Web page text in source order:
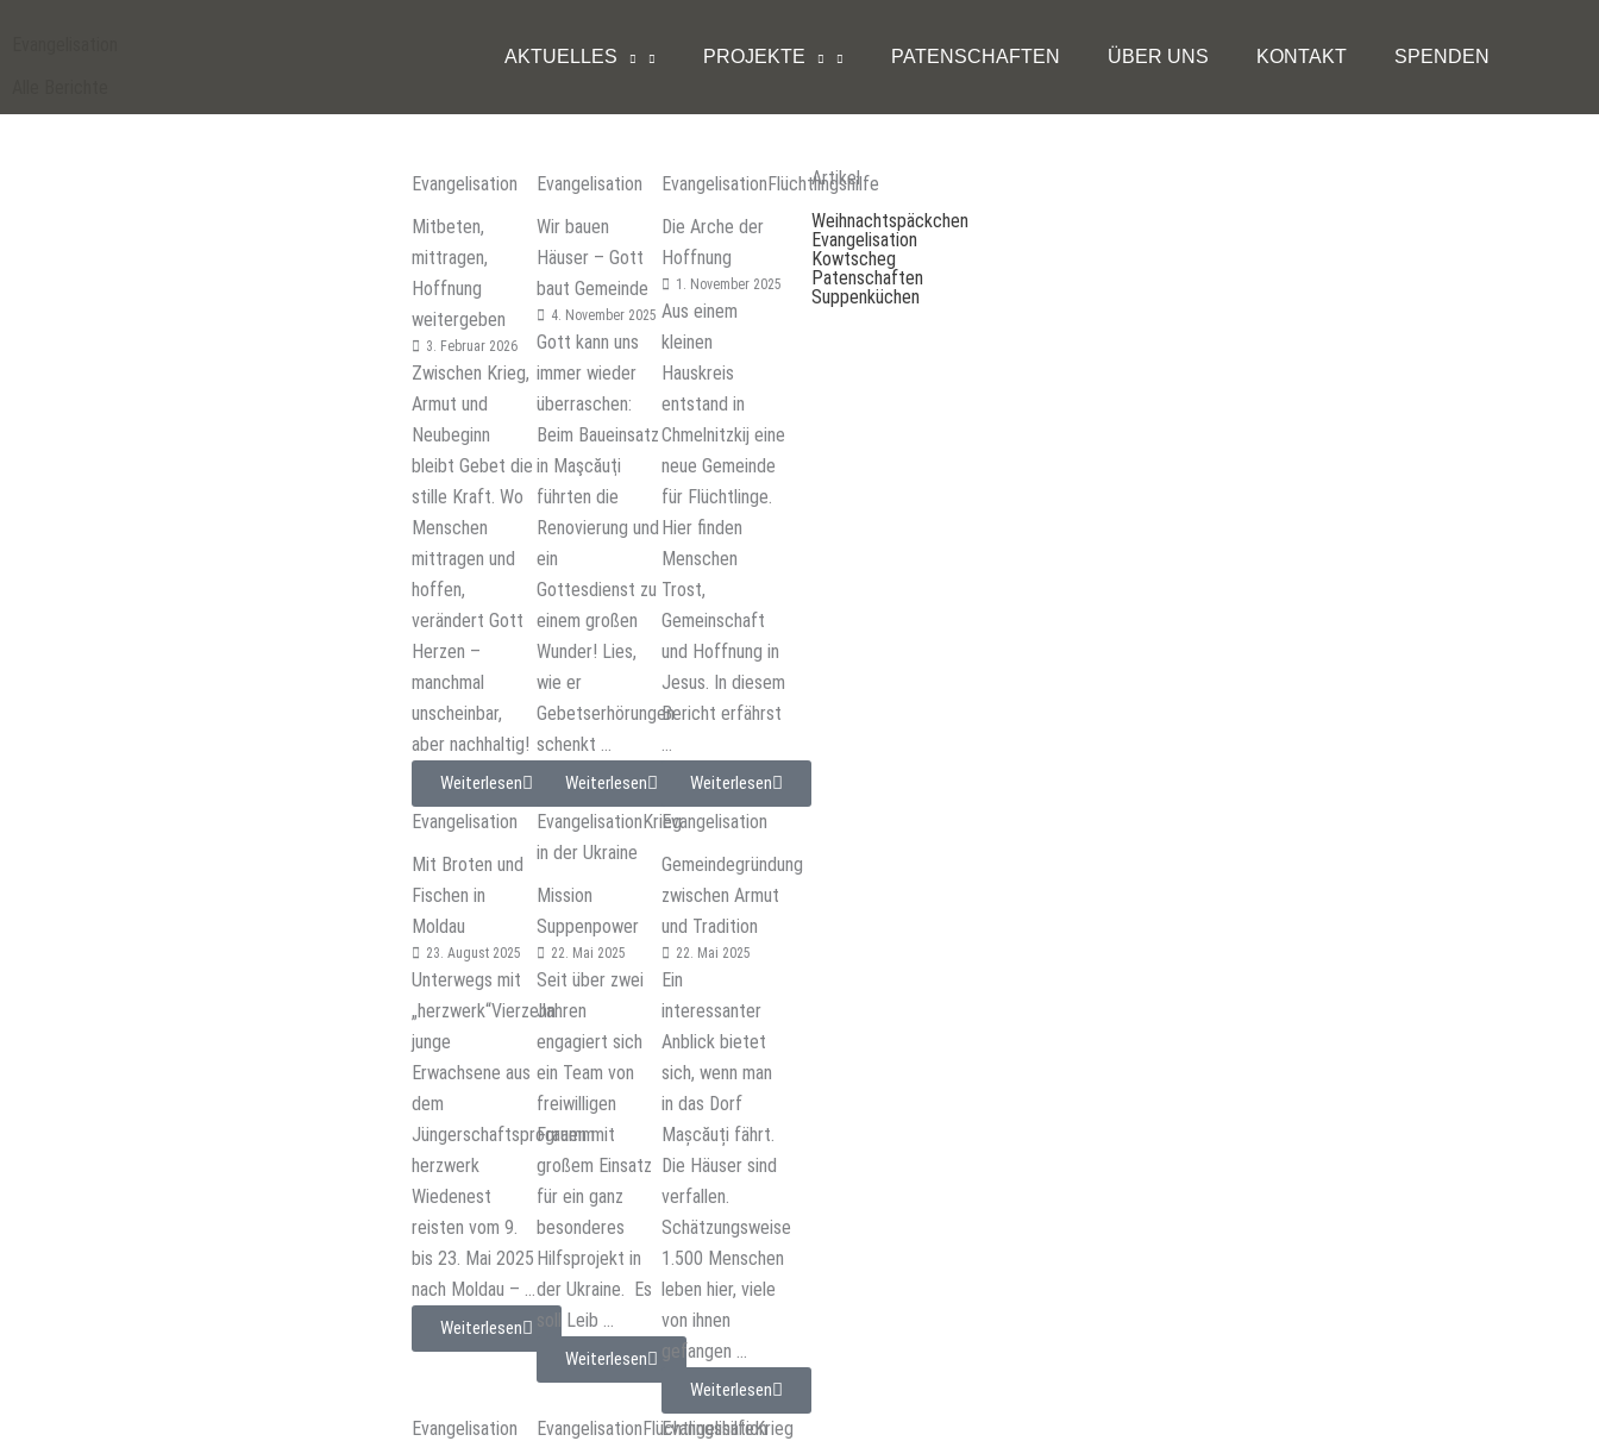
AKTUELLES PROJEKTE PATENSCHAFTEN ÜBER UNS KONTAKT SPENDEN
Evangelisation
Mitbeten,
mittragen,
Hoffnung
weitergeben
3. Februar 2026
Zwischen Krieg,
Armut und
Neubeginn
bleibt Gebet die
stille Kraft. Wo
Menschen
mittragen und
hoffen,
verändert Gott
Herzen –
manchmal
unscheinbar,
aber nachhaltig!
Weiterlesen
Evangelisation
Wir bauen
Häuser – Gott
baut Gemeinde
4. November 2025
Gott kann uns
immer wieder
überraschen:
Beim Baueinsatz
in Maşcăuţi
führten die
Renovierung und
ein
Gottesdienst zu
einem großen
Wunder! Lies,
wie er
Gebetserhörungen
schenkt ...
Weiterlesen
EvangelisationFlüchtlingshilfe
Die Arche der
Hoffnung
1. November 2025
Aus einem
kleinen
Hauskreis
entstand in
Chmelnitzkij eine
neue Gemeinde
für Flüchtlinge.
Hier finden
Menschen
Trost,
Gemeinschaft
und Hoffnung in
Jesus. In diesem
Bericht erfährst
...
Weiterlesen
Evangelisation
Mit Broten und
Fischen in
Moldau
23. August 2025
Unterwegs mit
„herzwerk“Vierzehn
junge
Erwachsene aus
dem
Jüngerschaftsprogramm
herzwerk
Wiedenest
reisten vom 9.
bis 23. Mai 2025
nach Moldau – ...
Weiterlesen
EvangelisationKrieg
in der Ukraine
Mission
Suppenpower
22. Mai 2025
Seit über zwei
Jahren
engagiert sich
ein Team von
freiwilligen
Frauen mit
großem Einsatz
für ein ganz
besonderes
Hilfsprojekt in
der Ukraine. Es
soll Leib ...
Weiterlesen
Evangelisation
Gemeindegründung
zwischen Armut
und Tradition
22. Mai 2025
Ein
interessanter
Anblick bietet
sich, wenn man
in das Dorf
Mașcăuți fährt.
Die Häuser sind
verfallen.
Schätzungsweise
1.500 Menschen
leben hier, viele
von ihnen
gefangen ...
Weiterlesen
Evangelisation
EvangelisationFlüchtlingshilfeKrieg
Evangelisation
Artikel
Weihnachtspäckchen
Evangelisation
Kowtscheg
Patenschaften
Suppenküchen